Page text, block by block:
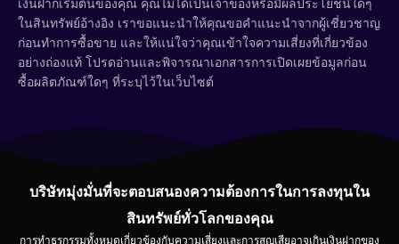
เงินฝากเริ่มต้นของคุณ คุณไม่ได้เป็นเจ้าของหรือมีผลประโยชน์ใดๆ
ในสินทรัพย์อ้างอิง เราขอแนะนำให้คุณขอคำแนะนำจากผู้เชี่ยวชาญ
ก่อนทำการซื้อขาย และให้แน่ใจว่าคุณเข้าใจความเสี่ยงที่เกี่ยวข้อง
อย่างถ่องแท้ โปรดอ่านและพิจารณาเอกสารการเปิดเผยข้อมูลก่อน
ซื้อผลิตภัณฑ์ใดๆ ที่ระบุไว้ในเว็บไซต์
บริษัทมุ่งมั่นที่จะตอบสนองความต้องการในการลงทุนใน
สินทรัพย์ทั่วโลกของคุณ
การทำธุรกรรมทั้งหมดเกี่ยวข้องกับความเสี่ยงและการสูญเสียอาจเกินเงินฝากของ